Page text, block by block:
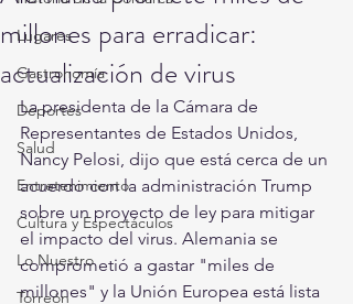
Lugares
Gastronomía
Deportes
Salud
Entretenimiento
Cultura y Espectáculos
Lo Nuestro
Torreón
millones para erradicar:
actualización de virus
La presidenta de la Cámara de
Representantes de Estados Unidos,
Nancy Pelosi, dijo que está cerca de un
acuerdo con la administración Trump
sobre un proyecto de ley para mitigar
el impacto del virus. Alemania se
comprometió a gastar "miles de
millones" y la Unión Europea está lista